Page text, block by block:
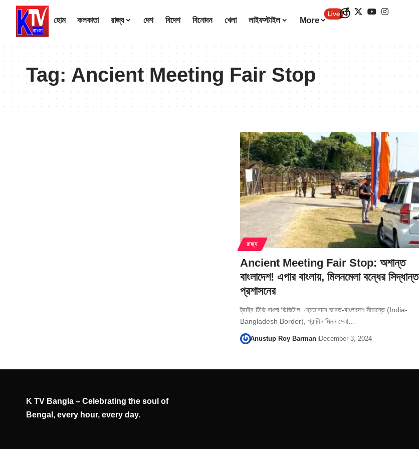
হোম কলকাতা রাজ্য দেশ বিদেশ বিনোদন খেলা লাইফস্টাইল More
Tag:Ancient Meeting Fair Stop
রাজ্য
Ancient Meeting Fair Stop: অশান্ত
বাংলাদেশ! এপার বাংলায়, মিলনমেলা বন্ধের সিদ্ধান্ত
প্রশাসনের
ট্রাইব টিভি বাংলা ডিজিটাল: হেমতাবাদে ভারত-বাংলাদেশ সীমান্তে (India-
Bangladesh Border), প্রাচীন মিলন মেলা…
Anustup Roy Barman December 3, 2024
K TV Bangla – Celebrating the soul of
Bengal, every hour, every day.